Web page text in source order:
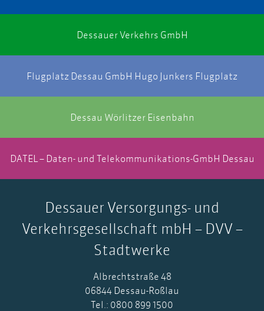
Dessauer Verkehrs GmbH
Flugplatz Dessau GmbH Hugo Junkers Flugplatz
Dessau Wörlitzer Eisenbahn
DATEL – Daten- und Telekommunikations-GmbH Dessau
Dessauer Versorgungs- und
Verkehrsgesellschaft mbH – DVV –
Stadtwerke
Albrechtstraße 48
06844 Dessau-Roßlau
Tel.: 0800 899 1500